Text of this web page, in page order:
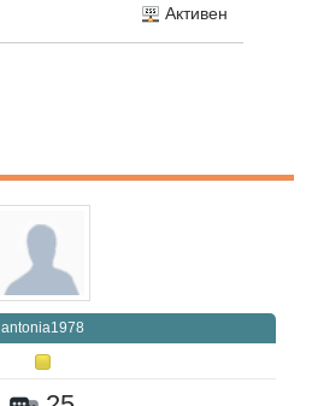
Активен
antonia1978